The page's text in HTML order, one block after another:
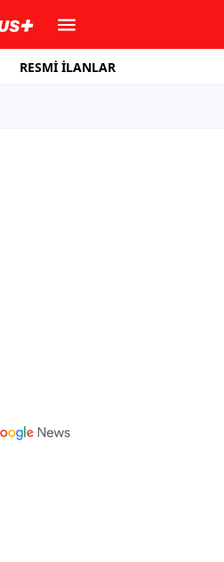
RESMİ İLANLAR